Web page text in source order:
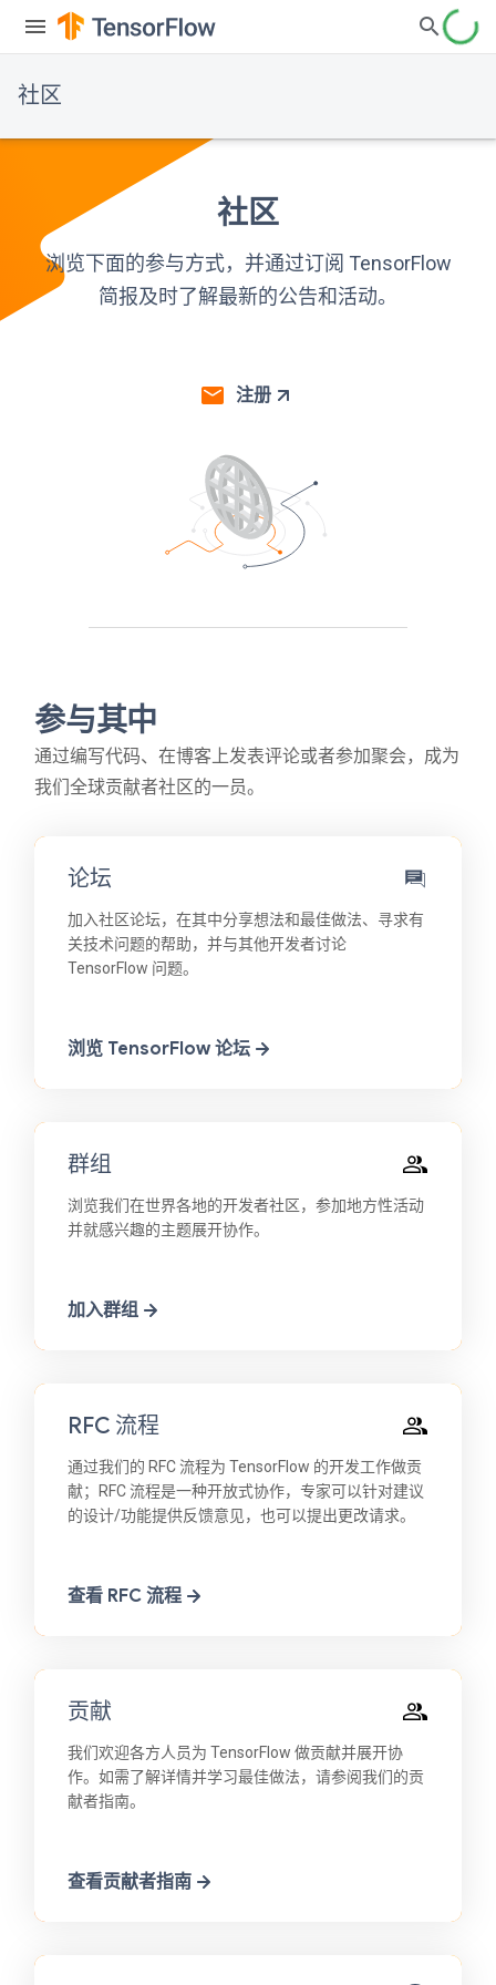
社区
社区
浏览下面的参与方式，并通过订阅 TensorFlow
简报及时了解最新的公告和活动。
注册
参与其中
通过编写代码、在博客上发表评论或者参加聚会，成为
我们全球贡献者社区的一员。
论坛
加入社区论坛，在其中分享想法和最佳做法、寻求有
关技术问题的帮助，并与其他开发者讨论
TensorFlow 问题。
浏览 TensorFlow 论坛
群组
浏览我们在世界各地的开发者社区，参加地方性活动
并就感兴趣的主题展开协作。
加入群组
RFC 流程
通过我们的 RFC 流程为 TensorFlow 的开发工作做贡
献；RFC 流程是一种开放式协作，专家可以针对建议
的设计/功能提供反馈意见，也可以提出更改请求。
查看 RFC 流程
贡献
我们欢迎各方人员为 TensorFlow 做贡献并展开协
作。如需了解详情并学习最佳做法，请参阅我们的贡
献者指南。
查看贡献者指南